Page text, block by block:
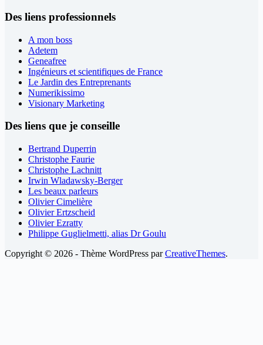
Des liens professionnels
A mon boss
Adetem
Geneafree
Ingénieurs et scientifiques de France
Le Jardin des Entreprenants
Numerikissimo
Visionary Marketing
Des liens que je conseille
Bertrand Duperrin
Christophe Faurie
Christophe Lachnitt
Irwin Wladawsky-Berger
Les beaux parleurs
Olivier Cimelière
Olivier Ertzscheid
Olivier Ezratty
Philippe Guglielmetti, alias Dr Goulu
Copyright © 2026 - Thème WordPress parCreativeThemes.